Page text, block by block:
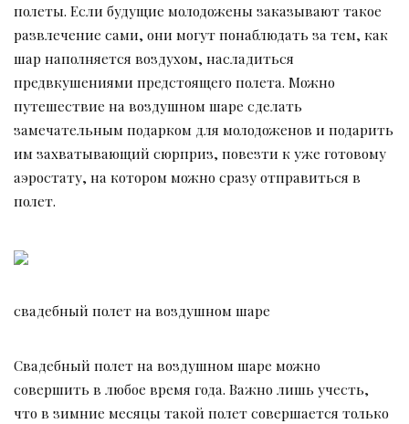
полеты. Если будущие молодожены заказывают такое
развлечение сами, они могут понаблюдать за тем, как
шар наполняется воздухом, насладиться
предвкушениями предстоящего полета. Можно
путешествие на воздушном шаре сделать
замечательным подарком для молодоженов и подарить
им захватывающий сюрприз, повезти к уже готовому
аэростату, на котором можно сразу отправиться в
полет.
свадебный полет на воздушном шаре
Свадебный полет на воздушном шаре можно
совершить в любое время года. Важно лишь учесть,
что в зимние месяцы такой полет совершается только